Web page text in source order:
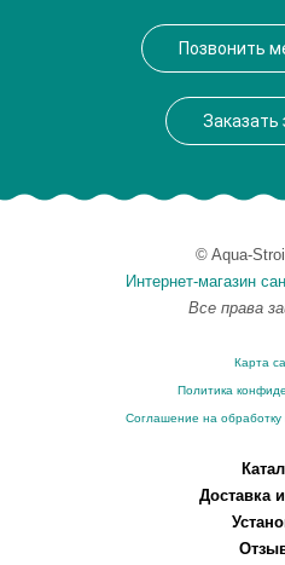
Позвонить
Заказать
© Aqua-
Интернет-магазин
Все права
Карта
Политика
Соглашение на
Доставка